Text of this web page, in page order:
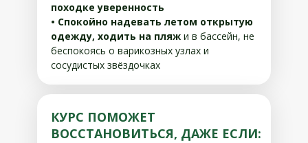
походке уверенность
• Спокойно надевать летом открытую
одежду, ходить на пляж и в бассейн, не
беспокоясь о варикозных узлах и
сосудистых звёздочках
КУРС ПОМОЖЕТ
ВОССТАНОВИТЬСЯ, ДАЖЕ ЕСЛИ: